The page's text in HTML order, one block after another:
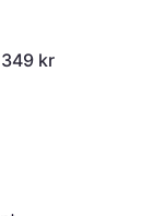
349 kr